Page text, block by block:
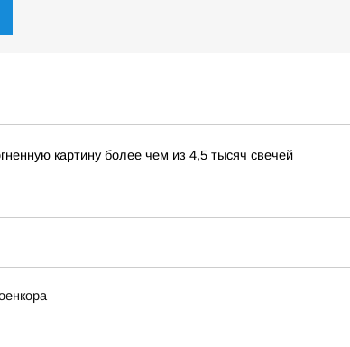
картину более чем из 4,5 тысяч свечей